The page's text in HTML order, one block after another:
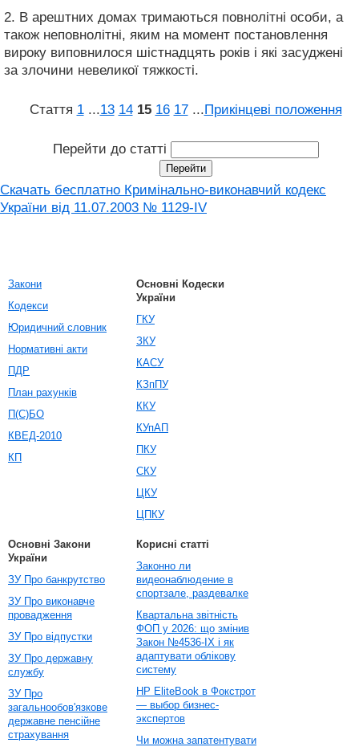
2. В арештних домах тримаються повнолітні особи, а
також неповнолітні, яким на момент постановлення
вироку виповнилося шістнадцять років і які засуджені
за злочини невеликої тяжкості.
Стаття 1 ...13 14 15 16 17 ...Прикінцеві положення
Перейти до статті
Скачать бесплатно Кримінально-виконавчий кодекс
України від 11.07.2003 № 1129-IV
Закони
Кодекси
Юридичний словник
Нормативні акти
ПДР
План рахунків
П(С)БО
КВЕД-2010
КП
Основні Кодески
України
ГКУ
ЗКУ
КАСУ
КЗпПУ
ККУ
КУпАП
ПКУ
СКУ
ЦКУ
ЦПКУ
Основні Закони
України
ЗУ Про банкрутство
ЗУ Про виконавче
провадження
ЗУ Про відпустки
ЗУ Про державну
службу
ЗУ Про
загальнообов'язкове
державне пенсійне
страхування
Корисні статті
Законно ли
видеонаблюдение в
спортзале, раздевалке
Квартальна звітність
ФОП у 2026: що змінив
Закон №4536-IX і як
адаптувати облікову
систему
HP EliteBook в Фокстрот
— выбор бизнес-
экспертов
Чи можна запатентувати